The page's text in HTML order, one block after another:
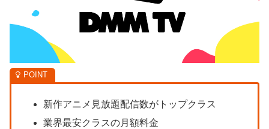
新作アニメ見放題配信数がトップクラス
業界最安クラスの月額料金